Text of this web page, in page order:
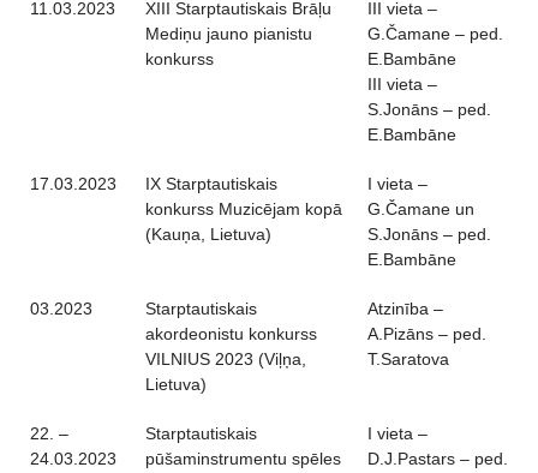
11.03.2023
XIII Starptautiskais Brāļu
Mediņu jauno pianistu
konkurss
III vieta –
G.Čamane – ped.
E.Bambāne
III vieta –
S.Jonāns – ped.
E.Bambāne
17.03.2023
IX Starptautiskais
konkurss Muzicējam kopā
(Kauņa, Lietuva)
I vieta –
G.Čamane un
S.Jonāns – ped.
E.Bambāne
03.2023
Starptautiskais
akordeonistu konkurss
VILNIUS 2023 (Viļņa,
Lietuva)
Atzinība –
A.Pizāns – ped.
T.Saratova
22. –
24.03.2023
Starptautiskais
pūšaminstrumentu spēles
I vieta –
D.J.Pastars – ped.